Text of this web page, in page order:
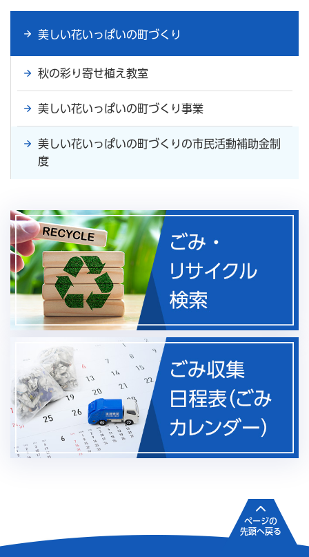
美しい花いっぱいの町づくり
秋の彩り寄せ植え教室
美しい花いっぱいの町づくり事業
美しい花いっぱいの町づくりの市民活動補助金制
度
ページの
先頭へ戻る